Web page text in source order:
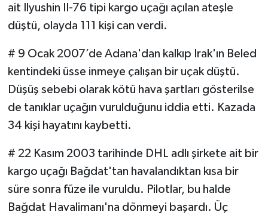
ait Ilyushin II-76 tipi kargo uçağı açılan ateşle
düştü, olayda 111 kişi can verdi.
# 9 Ocak 2007’de Adana'dan kalkıp Irak'ın Beled
kentindeki üsse inmeye çalışan bir uçak düştü.
Düşüş sebebi olarak kötü hava şartları gösterilse
de tanıklar uçağın vurulduğunu iddia etti. Kazada
34 kişi hayatını kaybetti.
# 22 Kasım 2003 tarihinde DHL adlı şirkete ait bir
kargo uçağı Bağdat'tan havalandıktan kısa bir
süre sonra füze ile vuruldu. Pilotlar, bu halde
Bağdat Havalimanı'na dönmeyi başardı. Üç